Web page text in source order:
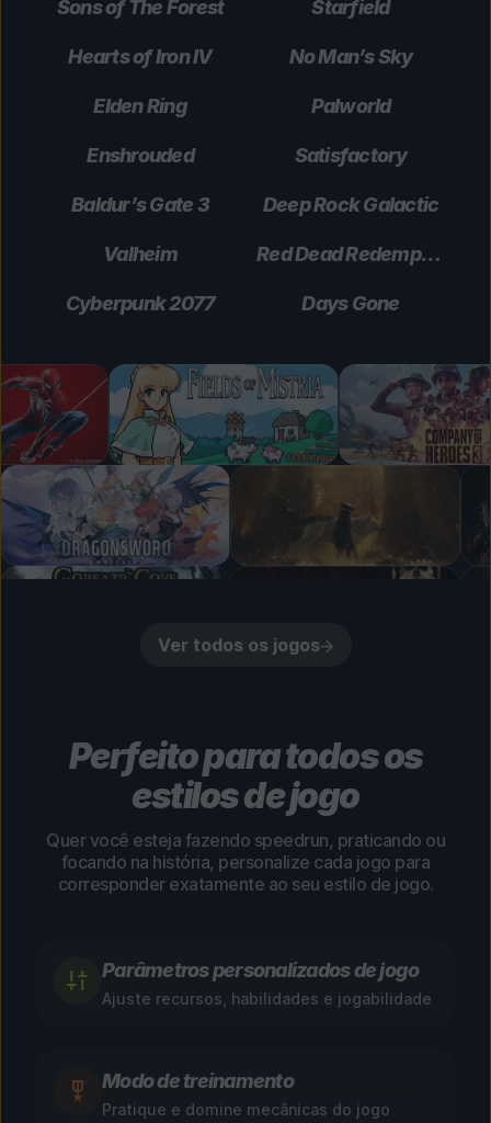
Sons of The Forest Starfield
Hearts of Iron IV No Man’s Sky
Elden Ring Palworld
Enshrouded Satisfactory
Baldur’s Gate 3 Deep Rock Galactic
Valheim Red Dead Redemption 2
Cyberpunk 2077 Days Gone
Ver todos os jogos
Perfeito para todos os
estilos de jogo
Quer você esteja fazendo speedrun, praticando ou
focando na história, personalize cada jogo para
corresponder exatamente ao seu estilo de jogo.
Parâmetros personalizados de jogo
Ajuste recursos, habilidades e jogabilidade
Modo de treinamento
Pratique e domine mecânicas do jogo